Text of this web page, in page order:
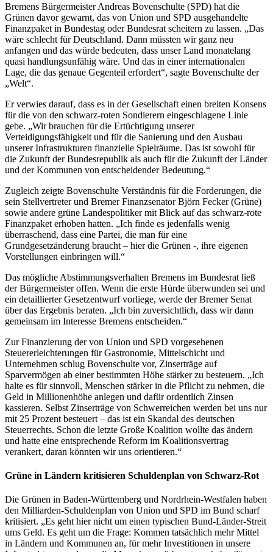
Bremens Bürgermeister Andreas Bovenschulte (SPD) hat die
Grünen davor gewarnt, das von Union und SPD ausgehandelte
Finanzpaket in Bundestag oder Bundesrat scheitern zu lassen. „Das
wäre schlecht für Deutschland. Dann müssten wir ganz neu
anfangen und das würde bedeuten, dass unser Land monatelang
quasi handlungsunfähig wäre. Und das in einer internationalen
Lage, die das genaue Gegenteil erfordert“, sagte Bovenschulte der
„Welt“.
Er verwies darauf, dass es in der Gesellschaft einen breiten Konsens
für die von den schwarz-roten Sondierern eingeschlagene Linie
gebe. „Wir brauchen für die Ertüchtigung unserer
Verteidigungsfähigkeit und für die Sanierung und den Ausbau
unserer Infrastrukturen finanzielle Spielräume. Das ist sowohl für
die Zukunft der Bundesrepublik als auch für die Zukunft der Länder
und der Kommunen von entscheidender Bedeutung.“
Zugleich zeigte Bovenschulte Verständnis für die Forderungen, die
sein Stellvertreter und Bremer Finanzsenator Björn Fecker (Grüne)
sowie andere grüne Landespolitiker mit Blick auf das schwarz-rote
Finanzpaket erhoben hatten. „Ich finde es jedenfalls wenig
überraschend, dass eine Partei, die man für eine
Grundgesetzänderung braucht – hier die Grünen -, ihre eigenen
Vorstellungen einbringen will.“
Das mögliche Abstimmungsverhalten Bremens im Bundesrat ließ
der Bürgermeister offen. Wenn die erste Hürde überwunden sei und
ein detaillierter Gesetzentwurf vorliege, werde der Bremer Senat
über das Ergebnis beraten. „Ich bin zuversichtlich, dass wir dann
gemeinsam im Interesse Bremens entscheiden.“
Zur Finanzierung der von Union und SPD vorgesehenen
Steuererleichterungen für Gastronomie, Mittelschicht und
Unternehmen schlug Bovenschulte vor, Zinserträge auf
Sparvermögen ab einer bestimmten Höhe stärker zu besteuern. „Ich
halte es für sinnvoll, Menschen stärker in die Pflicht zu nehmen, die
Geld in Millionenhöhe anlegen und dafür ordentlich Zinsen
kassieren. Selbst Zinserträge von Schwerreichen werden bei uns nur
mit 25 Prozent besteuert – das ist ein Skandal des deutschen
Steuerrechts. Schon die letzte Große Koalition wollte das ändern
und hatte eine entsprechende Reform im Koalitionsvertrag
verankert, daran könnten wir uns orientieren.“
Grüne in Ländern kritisieren Schuldenplan von Schwarz-Rot
Die Grünen in Baden-Württemberg und Nordrhein-Westfalen haben
den Milliarden-Schuldenplan von Union und SPD im Bund scharf
kritisiert. „Es geht hier nicht um einen typischen Bund-Länder-Streit
ums Geld. Es geht um die Frage: Kommen tatsächlich mehr Mittel
in Ländern und Kommunen an, für mehr Investitionen in unsere